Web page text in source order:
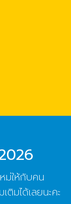
ม่ให้กับคน
มได้เลยนะคะ